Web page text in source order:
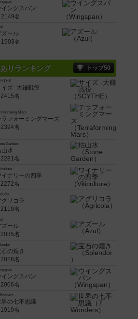
イングスパン
2149名
ズール
1903名
りランキング トップ50
イズ -大鎌戦役-
2415名
Mars
ラフォーミングマーズ
2394名
Garden
山水
2281名
イナリーの四季
2272名
グリコラ
2119名
ズール
2035名
石の煌き
2028名
イングスパン
2006名
界の七不思議
1919名